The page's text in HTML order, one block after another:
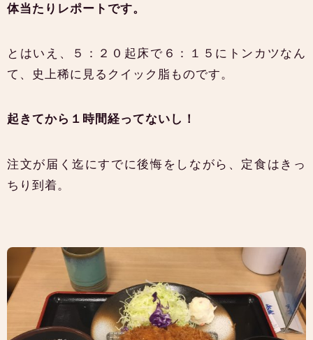
体当たりレポートです。
とはいえ、５：２０起床で６：１５にトンカツなん
て、史上稀に見るクイック脂ものです。
起きてから１時間経ってないし！
注文が届く迄にすでに後悔をしながら、定食はきっ
ちり到着。